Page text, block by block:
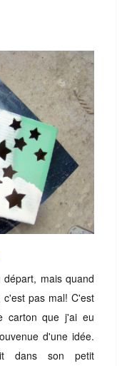
mais quand
pas mal! C'est
carton que j'ai eu
d'une idée.
dans son petit